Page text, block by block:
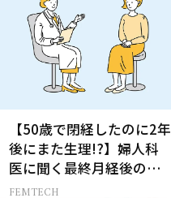
【50歳で閉経したのに2年
後にまた生理!?】婦人科
医に聞く最終月経後の出
血の対処法
FEMTECH